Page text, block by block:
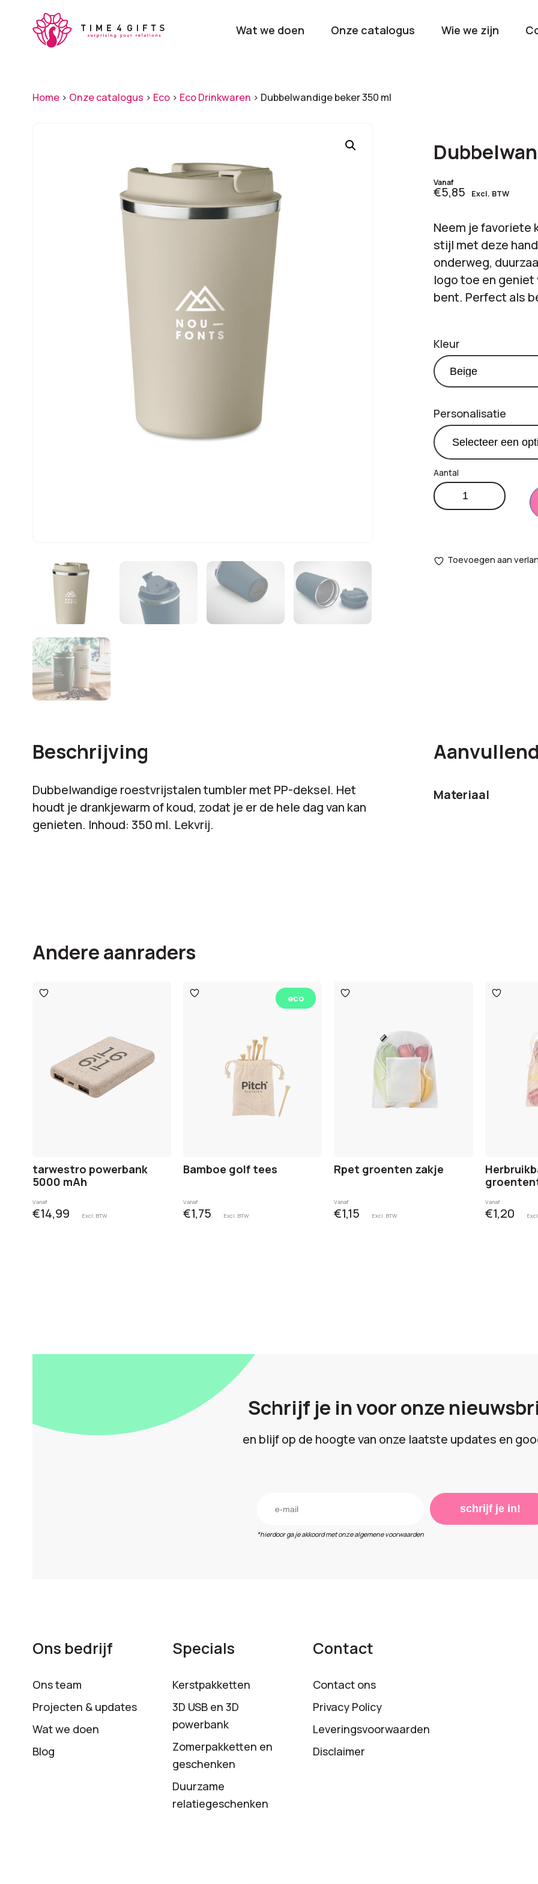
Wat we doen Onze catalogus
Laat je door ons
verrassen
flessen
tijdens elk
Wie we zijn
Home > Onze catalogus > Eco > Eco Drinkwaren > Dubbelwandige beker 350 ml
Vanaf
€5,85 Excl. BTW
Neem je favoriete
stijl met deze
onderweg,
logo toe en geniet
bent. Perfect als
Kleur
Personalisatie
Productprijs:
opties:
Dubbelwandige
beker
aantal
Toevoegen aan
Beschrijving
Dubbelwandige roestvrijstalen tumbler met PP-deksel. Het
houdt je drankjewarm of koud, zodat je er de hele dag van kan
genieten. Inhoud: 350 ml. Lekvrij.
Materiaal
Andere aanraders
Toevoegen
aan
tarwestro powerbank
5000 mAh
Vanaf
€14,99 Excl. BTW
Toevoegen
aan eco
Bamboe golf tees
Vanaf
€1,75 Excl. BTW
Toevoegen
aan
Rpet groenten zakje
Vanaf
€1,15 Excl. BTW
aan
Vanaf
€1,20
Schrijf je in voor onze
en blijf op de hoogte van onze laatste updates en
*hierdoor ga je akkoord met onze algemene voorwaarden
schrijf je in!
Ons bedrijf
Ons team
Projecten & updates
Wat we doen
Blog
Specials
Kerstpakketten
3D USB en 3D
powerbank
Zomerpakketten en
geschenken
Duurzame
relatiegeschenken
Contact
Contact ons
Privacy Policy
Leveringsvoorwaarden
Disclaimer